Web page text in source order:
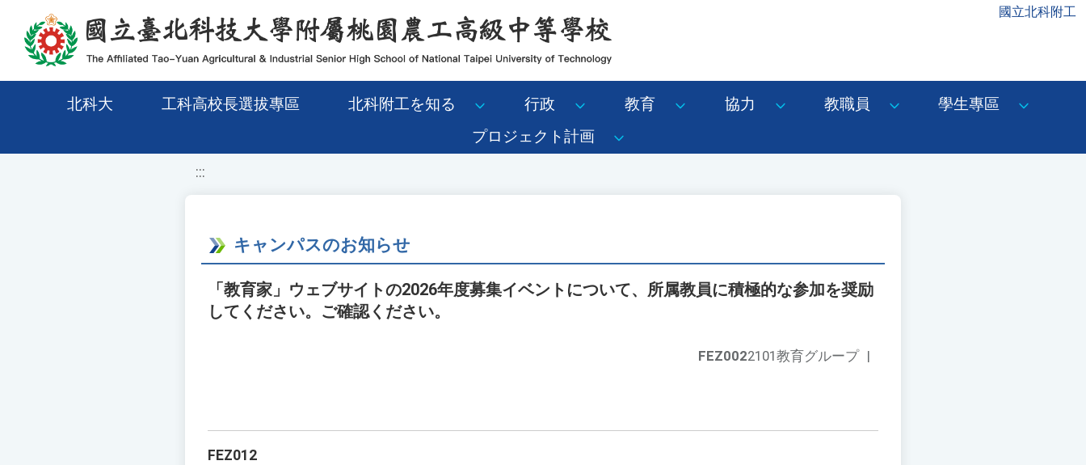
移至網頁之主要內容區位置 國立北科附工
北科大 工科高校長選拔專區 北科附工を知る 行政 教育 協力 教職員
學生專區
プロジェクト計画
:::
キャンパスのお知らせ
「教育家」ウェブサイトの2026年度募集イベントについて、所属教員に積極的な参加を奨励
してください。ご確認ください。
FEZ0022101教育グループ |
FEZ012